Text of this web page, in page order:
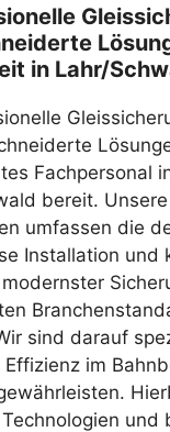
in Lahr/
Fachpersonal
bereit. Unsere
umfassen die
Installation und
sind darauf
im
und